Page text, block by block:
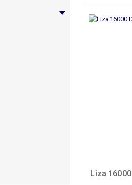
Liza